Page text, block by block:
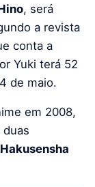
, será
a revista
conta a
Yuki terá 52
de maio.
em 2008,
Hakusensha